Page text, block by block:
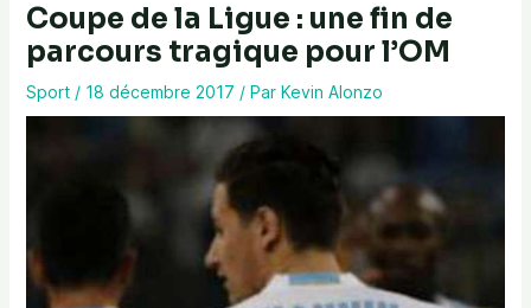
Coupe de la Ligue : une fin de
parcours tragique pour l’OM
Sport/ 18 décembre 2017 / Par Kevin Alonzo